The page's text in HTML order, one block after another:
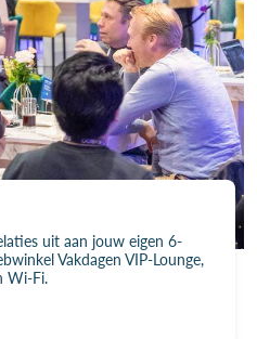
uit aan jouw eigen 6-
Vakdagen VIP-Lounge,
Wi-Fi.